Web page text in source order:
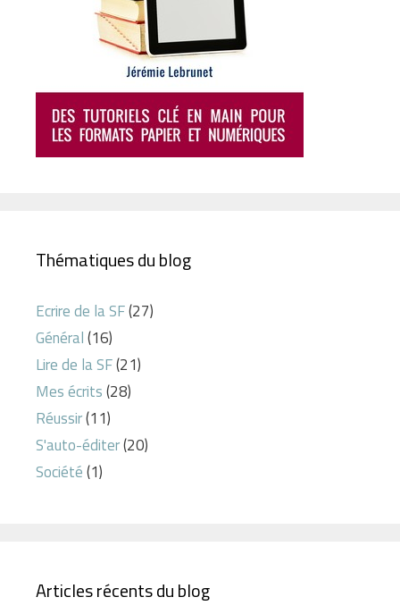
Thématiques du blog
Ecrire de la SF(27)
Général(16)
Lire de la SF(21)
Mes écrits(28)
Réussir(11)
S'auto-éditer(20)
Société(1)
Articles récents du blog